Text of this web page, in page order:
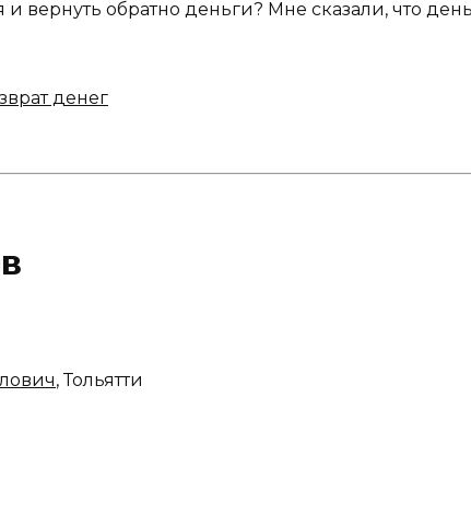
и вернуть обратно деньги? Мне сказали, что
денег
, Тольятти